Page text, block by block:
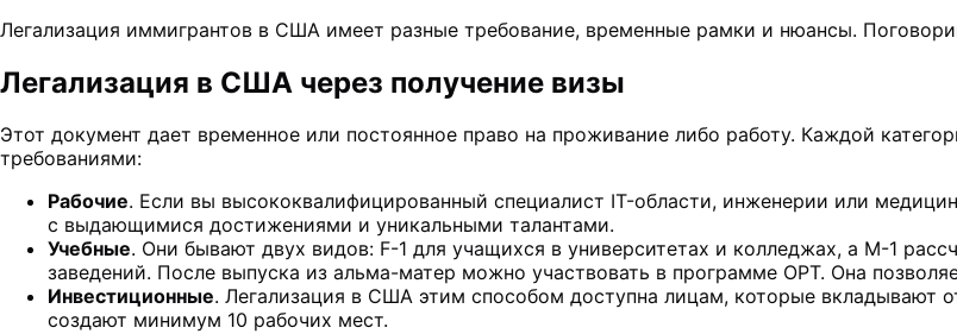
Легализация иммигрантов в США имеет разные требование, временные рамки и нюансы.
Легализация в США через получение визы
Этот документ дает временное или постоянное право на проживание либо работу. Каждой
требованиями:
Рабочие. Если вы высококвалифицированный специалист IT-области, инженерии или
с выдающимися достижениями и уникальными талантами.
Учебные. Они бывают двух видов: F-1 для учащихся в университетах и колледжах, а M-1
заведений. После выпуска из альма-матер можно участвовать в программе OPT. Она
Инвестиционные. Легализация в США этим способом доступна лицам, которые
создают минимум 10 рабочих мест.